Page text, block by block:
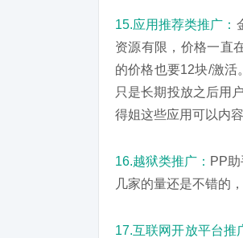
15.应用推荐类推广：
资源有限，价格一直
的价格也要12块/激活
只是长期投放之后用
得姐这些应用可以内
16.越狱类推广： PP
几家的量还是不错的
17.互联网开放平台推